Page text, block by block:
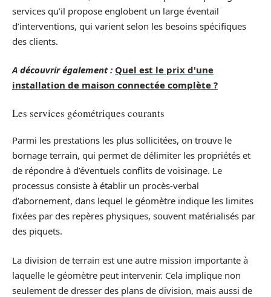
services qu’il propose englobent un large éventail
d’interventions, qui varient selon les besoins spécifiques
des clients.
A découvrir également : Quel est le prix d'une
installation de maison connectée complète ?
Les services géométriques courants
Parmi les prestations les plus sollicitées, on trouve le
bornage terrain, qui permet de délimiter les propriétés et
de répondre à d’éventuels conflits de voisinage. Le
processus consiste à établir un procès-verbal
d’abornement, dans lequel le géomètre indique les limites
fixées par des repères physiques, souvent matérialisés par
des piquets.
La division de terrain est une autre mission importante à
laquelle le géomètre peut intervenir. Cela implique non
seulement de dresser des plans de division, mais aussi de